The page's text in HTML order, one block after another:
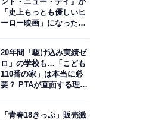
「史上もっとも優しいヒ
ーロー映画」になった理
20年間「駆け込み実績ゼ
ロ」の学校も…「こども
110番の家」は本当に必
要？ PTAが直面する理想
「青春18きっぷ」販売激